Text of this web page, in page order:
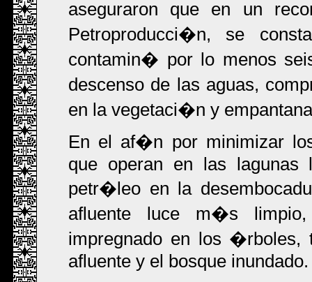
aseguraron que en un
Petroproducci�n, se
contamin� por lo menos
descenso de las aguas,
en la vegetaci�n y
En el af�n por minimizar
que operan en las lagunas
petr�leo en la
afluente luce m�s
impregnado en los �rboles,
afluente y el bosque inundado.